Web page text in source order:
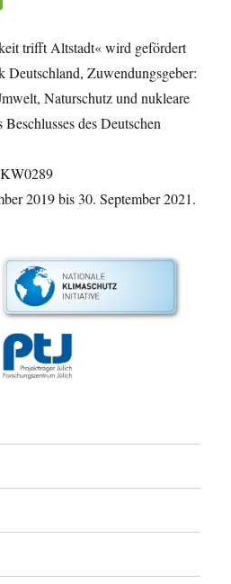
trifft Altstadt« wird gefördert
Deutschland, Zuwendungsgeber:
Naturschutz und nukleare
des Deutschen
2019 bis 30. September 2021.